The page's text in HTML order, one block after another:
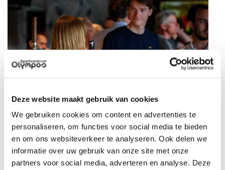
Deze website maakt gebruik van cookies
We gebruiken cookies om content en advertenties te
personaliseren, om functies voor social media te bieden
en om ons websiteverkeer te analyseren. Ook delen we
informatie over uw gebruik van onze site met onze
partners voor social media, adverteren en analyse. Deze